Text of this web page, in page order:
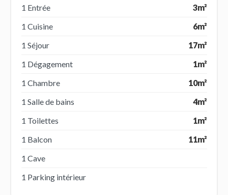
1 Entrée
3m²
1 Cuisine
6m²
1 Séjour
17m²
1 Dégagement
1m²
1 Chambre
10m²
1 Salle de bains
4m²
1 Toilettes
1m²
1 Balcon
11m²
1 Cave
1 Parking intérieur